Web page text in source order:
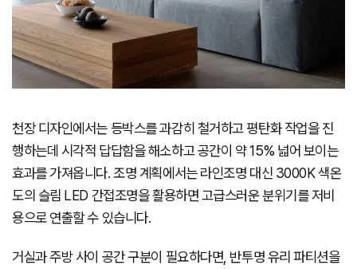
천장 디자인에서는 등박스를 과감히 철거하고 평탄화 작업을 진
행하는데 시각적 답답함을 해소하고 공간이 약 15% 넓어 보이는
효과를 가져옵니다. 조명 계획에서는 라인조명 대신 3000K 색온
도의 슬림 LED 간접조명을 활용하면 고급스러운 분위기를 저비
용으로 연출할 수 있습니다.
거실과 주방 사이 공간 구분이 필요하다면, 반투명 유리 파티션을